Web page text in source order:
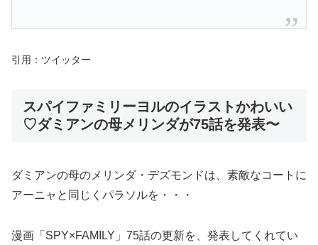
引用：ツイッター
スパイファミリーヨルのイラストかわいい
♡ダミアンの母メリンダが75話を発表〜
ダミアンの母のメリンダ・デズモンドは、素敵なコートに
アーニャと同じくパラソルを・・・
漫画「SPY×FAMILY」75話の更新を、発表してくれてい